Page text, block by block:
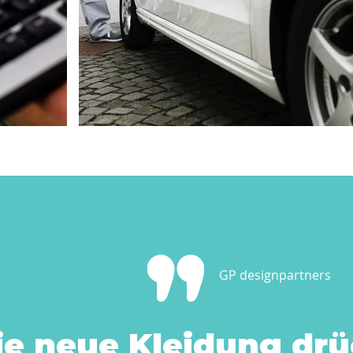
GP designpartners
neue Kleidung